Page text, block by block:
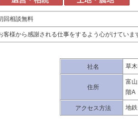
回相談無料
客様から感謝される仕事をするよう心がけていま
社名 草
住所
富
階A
アクセス方法 地